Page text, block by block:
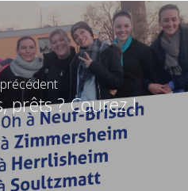
prêts ? Courez !